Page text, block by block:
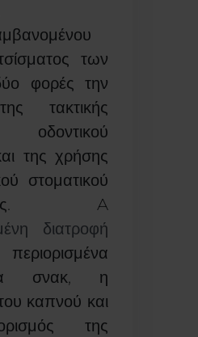
των
φορές την
τακτικής
της χρήσης
στοματικού
A
διατροφή
σνακ, η
καπνού και
της